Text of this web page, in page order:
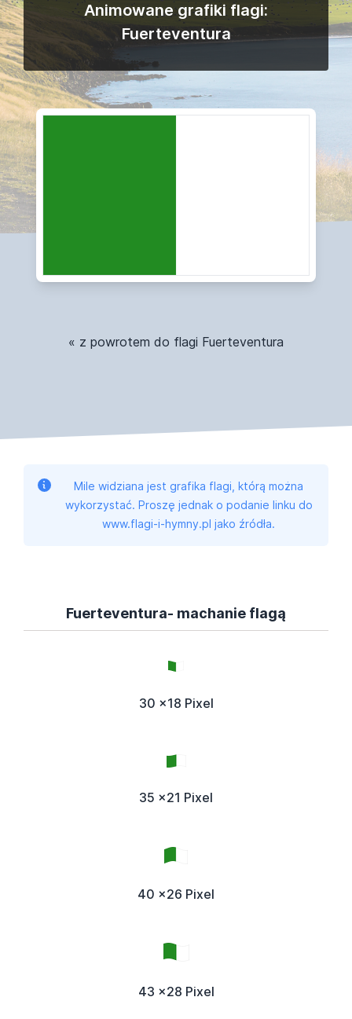
Animowane grafiki flagi:
Fuerteventura
« z powrotem do flagi Fuerteventura
Mile widziana jest grafika flagi, którą można
wykorzystać. Proszę jednak o podanie linku do
www.flagi-i-hymny.pl jako źródła.
Fuerteventura- machanie flagą
30 x18 Pixel
35 x21 Pixel
40 x26 Pixel
43 x28 Pixel